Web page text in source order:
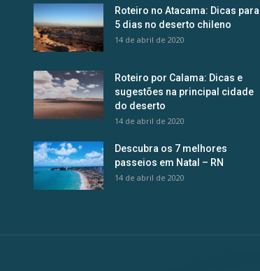
Roteiro no Atacama: Dicas para
5 dias no deserto chileno
14 de abril de 2020
Roteiro por Calama: Dicas e
sugestões na principal cidade
do deserto
14 de abril de 2020
Descubra os 7 melhores
passeios em Natal – RN
14 de abril de 2020